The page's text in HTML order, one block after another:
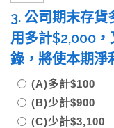
3. 公司期末存
用多計$2,000
錄，將使本期
(A)多計$100
(B)少計$900
(C)少計$3,100